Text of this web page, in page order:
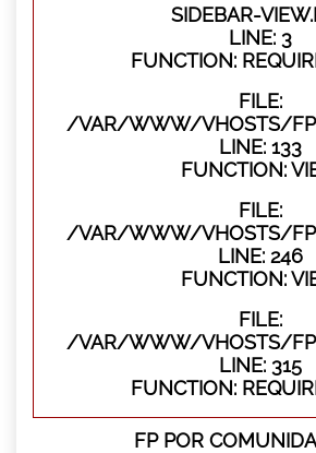
SIDEBAR-
LINE: 3
FUNCTION:
FILE:
/VAR/WWW/VHOSTS/
LINE: 133
FUNCTION:
FILE:
/VAR/WWW/VHOSTS/
LINE: 246
FUNCTION:
FILE:
/VAR/WWW/VHOSTS/
LINE: 315
FUNCTION:
FP POR